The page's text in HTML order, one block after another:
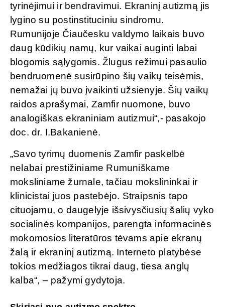
tyrinėjimui ir bendravimui. Ekraninį autizmą jis
lygino su postinstituciniu sindromu.
Rumunijoje Čiaučesku valdymo laikais buvo
daug kūdikių namų, kur vaikai auginti labai
blogomis sąlygomis. Žlugus režimui pasaulio
bendruomenė susirūpino šių vaikų teisėmis,
nemažai jų buvo įvaikinti užsienyje. Šių vaikų
raidos aprašymai, Zamfir nuomone, buvo
analogiškas ekraniniam autizmui“,- pasakojo
doc. dr. I.Bakanienė.
„Savo tyrimų duomenis Zamfir paskelbė
nelabai prestižiniame Rumuniškame
moksliniame žurnale, tačiau mokslininkai ir
klinicistai juos pastebėjo. Straipsnis tapo
cituojamu, o daugelyje išsivysčiusių šalių vyko
socialinės kompanijos, parengta informacinės
mokomosios literatūros tėvams apie ekranų
žalą ir ekraninį autizmą. Interneto platybėse
tokios medžiagos tikrai daug, tiesa anglų
kalba“, – pažymi gydytoja.